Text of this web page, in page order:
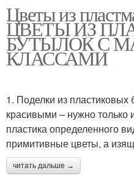
Цветы из
ЦВЕТЫ ИЗ
БУТЫЛОК С
КЛАССАМИ
1. Поделки из пластиковых
красивыми – нужно только
пластика определенного
примитивные цветы, а
читать дальше →